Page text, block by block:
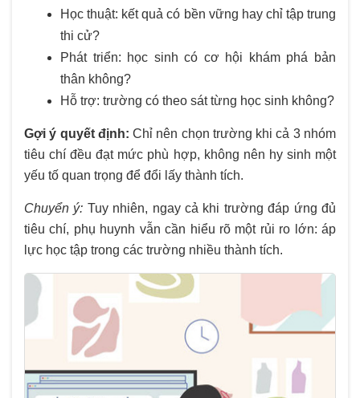
Học thuật: kết quả có bền vững hay chỉ tập trung
thi cử?
Phát triển: học sinh có cơ hội khám phá bản
thân không?
Hỗ trợ: trường có theo sát từng học sinh không?
Gợi ý quyết định: Chỉ nên chọn trường khi cả 3 nhóm
tiêu chí đều đạt mức phù hợp, không nên hy sinh một
yếu tố quan trọng để đổi lấy thành tích.
Chuyển ý: Tuy nhiên, ngay cả khi trường đáp ứng đủ
tiêu chí, phụ huynh vẫn cần hiểu rõ một rủi ro lớn: áp
lực học tập trong các trường nhiều thành tích.